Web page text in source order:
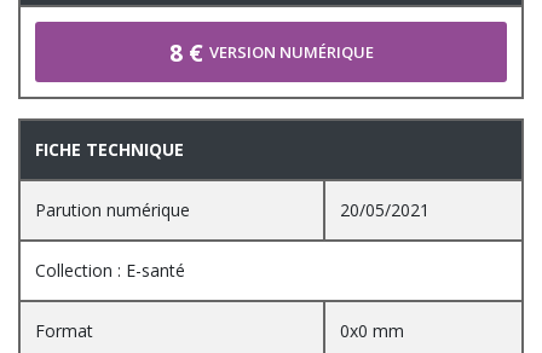
8 € VERSION NUMÉRIQUE
FICHE TECHNIQUE
Parution numérique 20/05/2021
Collection : E-santé
Format 0x0 mm